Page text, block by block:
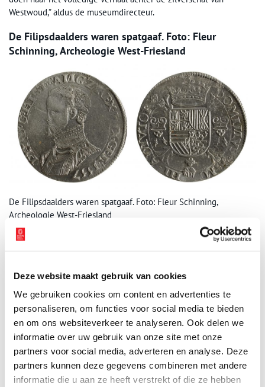
Deze website maakt gebruik van cookies
We gebruiken cookies om content en advertenties te
personaliseren, om functies voor social media te bieden
en om ons websiteverkeer te analyseren. Ook delen we
informatie over uw gebruik van onze site met onze
partners voor social media, adverteren en analyse. Deze
partners kunnen deze gegevens combineren met andere
informatie die u aan ze heeft verstrekt of die ze hebben
Westwoud,” aldus de museumdirecteur.
De Filipsdaalders waren spatgaaf. Foto: Fleur
Schinning, Archeologie West-Friesland
De Filipsdaalders waren spatgaaf. Foto: Fleur Schinning,
Archeologie West-Friesland
Verbazing
Friesland, hoorde dat er weer een paar zilveren munten waren
gevonden, viel hij nog niet meteen van zijn stoeltje. “Dat gebeurt
natuurlijk wel vaker. Meestal komen mensen met een zakje of
een doosje naar ons toe. Daar zitten dan vaak een paar koperen
munten in, een oude vingerhoed of een loden kogel. Dat
archiveren we vervolgens netjes. Maar in december kregen we
bezoek van drie heren en stonden we voor een tafel vol zilveren
munten. Mijn mond viel open van verbazing. Ik ben geen
muntenkenner, maar dit waren er wel èrg veel en ze zagen er